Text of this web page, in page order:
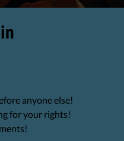
anyone else!
for your rights!